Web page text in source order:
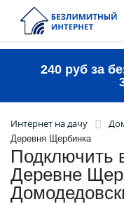
240 руб за
Интернет на дачу
Деревня Щербинка
Подключить
Деревне